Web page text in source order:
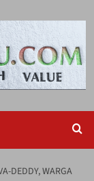
DEDDY, WARGA